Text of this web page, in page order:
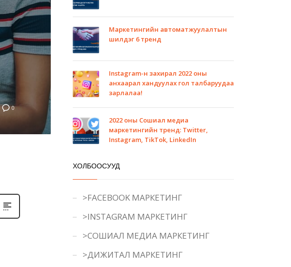
0
Маркетингийн автоматжуулалтын
шилдэг 6 тренд
Instagram-н захирал 2022 оны
анхаарал хандуулах гол талбаруудаа
зарлалаа!
2022 оны Сошиал медиа
маркетингийн тренд: Twitter,
Instagram, TikTok, LinkedIn
ХОЛБООСУУД
>FACEBOOK МАРКЕТИНГ
>INSTAGRAM МАРКЕТИНГ
>СОШИАЛ МЕДИА МАРКЕТИНГ
>ДИЖИТАЛ МАРКЕТИНГ